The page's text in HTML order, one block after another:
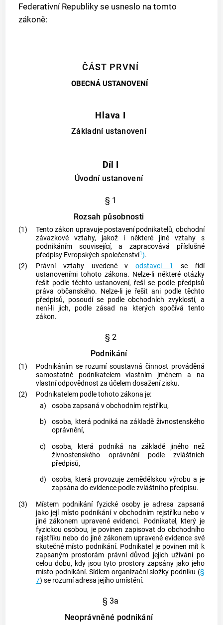
Federativní Republiky se usneslo na tomto
zákoně:
ČÁST PRVNÍ
OBECNÁ USTANOVENÍ
Hlava I
Základní ustanovení
Díl I
Úvodní ustanovení
§ 1
Rozsah působnosti
(1)
Tento zákon upravuje postavení podnikatelů, obchodní
závazkové vztahy, jakož i některé jiné vztahy s
podnikánímsouvisející, a zapracovává příslušné
předpisy Evropských společenství1).
(2)
Právní vztahy uvedené vodstavci 1
se řídí
ustanoveními tohoto zákona. Nelze-li některé otázky
řešit podle těchto ustanovení, řeší se podle předpisů
práva občanského. Nelze-li je řešit ani podle těchto
předpisů, posoudí se podle obchodních zvyklostí, a
není-li jich, podle zásad na kterých spočívá tento
zákon.
§ 2
Podnikání
(1) Podnikánímse rozumí soustavná činnost prováděná
samostatně podnikatelem vlastním jménem a na
vlastní odpovědnost za účelem dosažení zisku.
(2)
Podnikatelem podle tohoto zákona je:
a)
osoba zapsaná v obchodním rejstříku,
b)
osoba, která podniká na základě živnostenského
oprávnění,
c)
osoba, která podniká na základě jiného než
živnostenského oprávnění podle zvláštních
předpisů,
d)
osoba, která provozuje zemědělskou výrobu a je
zapsána do evidence podle zvláštního předpisu.
(3)
Místem podnikánífyzické osoby je adresa zapsaná
jako její místo podnikánív obchodním rejstříku nebo v
jiné zákonem upravené evidenci. Podnikatel, který je
fyzickou osobou, je povinen zapisovat do obchodního
rejstříku nebo do jiné zákonem upravené evidence své
skutečné místo podnikání. Podnikatel je povinen mít k
zapsaným prostorám právní důvod jejich užívání po
celou dobu, kdy jsou tyto prostory zapsány jako jeho
místo podnikání.Sídlem organizační složky podniku (§
7) se rozumí adresa jejího umístění.
§ 3a
Neoprávněné podnikání